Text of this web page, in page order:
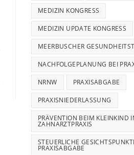
MEDIZIN KONGRESS
MEDIZIN UPDATE KONGRESS
MEERBUSCHER
NACHFOLGEPLANUNG BEI
NRNW PRAXISABGABE
PRAXISNIEDERLASSUNG
PRÄVENTION BEIM KLEINKIND
ZAHNARZTPRAXIS
STEUERLICHE
PRAXISABGABE